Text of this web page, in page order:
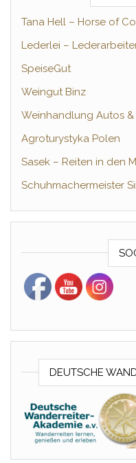
Tana Hell – Horse of
Lederlei –
SpeiseGut
Weingut Binz
Weinhandlung Autos &
Agroturystyka Polen
Sasek – Reiten in den
Schuhmachermeister
DEUTSCHE